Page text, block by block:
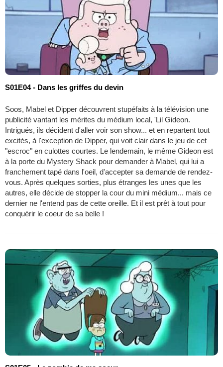
S01E04 - Dans les griffes du devin
Soos, Mabel et Dipper découvrent stupéfaits à la télévision une
publicité vantant les mérites du médium local, 'Lil Gideon.
Intrigués, ils décident d'aller voir son show... et en repartent tout
excités, à l'exception de Dipper, qui voit clair dans le jeu de cet
"escroc" en culottes courtes. Le lendemain, le même Gideon est
à la porte du Mystery Shack pour demander à Mabel, qui lui a
franchement tapé dans l'oeil, d'accepter sa demande de rendez-
vous. Après quelques sorties, plus étranges les unes que les
autres, elle décide de stopper la cour du mini médium... mais ce
dernier ne l'entend pas de cette oreille. Et il est prêt à tout pour
conquérir le coeur de sa belle !